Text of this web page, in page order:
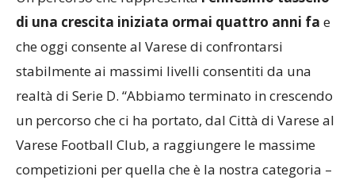
Un percorso che rappresental’ennesimo tassello
di una crescita iniziata ormai quattro anni fa
che oggi consente al Varese di confrontarsi
stabilmente ai massimi livelli consentiti da una
realtà di Serie D. “Abbiamo terminato in crescendo
un percorso che ci ha portato, dal Città di Varese al
Varese Football Club, a raggiungere le massime